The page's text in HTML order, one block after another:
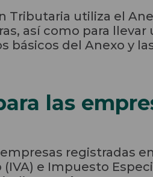
Tributaria utiliza el
así como para
básicos del Anexo y
las
registradas
e Impuesto